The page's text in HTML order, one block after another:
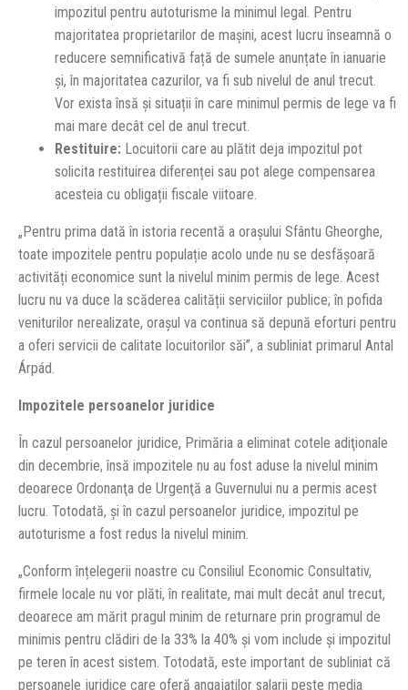
impozitul pentru autoturisme la minimul legal. Pentru
majoritatea proprietarilor de mașini, acest lucru înseamnă o
reducere semnificativă față de sumele anunțate în ianuarie
și, în majoritatea cazurilor, va fi sub nivelul de anul trecut.
Vor exista însă și situații în care minimul permis de lege va fi
mai mare decât cel de anul trecut.
Restituire: Locuitorii care au plătit deja impozitul pot
solicita restituirea diferenței sau pot alege compensarea
acesteia cu obligații fiscale viitoare.
„Pentru prima dată în istoria recentă a orașului Sfântu Gheorghe,
toate impozitele pentru populație acolo unde nu se desfășoară
activități economice sunt la nivelul minim permis de lege. Acest
lucru nu va duce la scăderea calității serviciilor publice; în pofida
veniturilor nerealizate, orașul va continua să depună eforturi pentru
a oferi servicii de calitate locuitorilor săi”, a subliniat primarul Antal
Árpád.
Impozitele persoanelor juridice
În cazul persoanelor juridice, Primăria a eliminat cotele adiţionale
din decembrie, însă impozitele nu au fost aduse la nivelul minim
deoarece Ordonanţa de Urgenţă a Guvernului nu a permis acest
lucru. Totodată, și în cazul persoanelor juridice, impozitul pe
autoturisme a fost redus la nivelul minim.
„Conform înțelegerii noastre cu Consiliul Economic Consultativ,
firmele locale nu vor plăti, în realitate, mai mult decât anul trecut,
deoarece am mărit pragul minim de returnare prin programul de
minimis pentru clădiri de la 33% la 40% și vom include și impozitul
pe teren în acest sistem. Totodată, este important de subliniat că
persoanele juridice care oferă angajaților salarii peste media